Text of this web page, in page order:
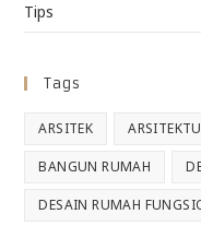
Tips
Tags
ARSITEK
BANGUN RUMAH
DESAIN RUMAH